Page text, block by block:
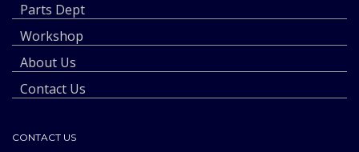
Parts Dept
Workshop
About Us
Contact Us
CONTACT US